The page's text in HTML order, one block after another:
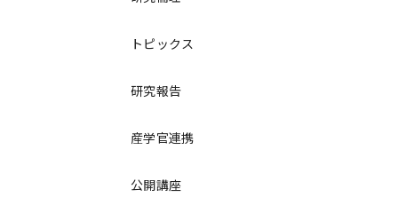
トピックス
研究報告
産学官連携
公開講座